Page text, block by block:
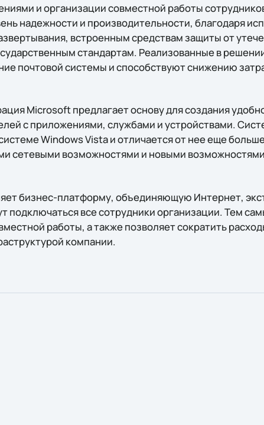
и организации совместной работы
надежности и производительности, благодаря
встроенным средствам защиты от
стандартам. Реализованные в
почтовой системы и способствуют снижению
Microsoft предлагает основу для создания
с приложениями, службами и устройствами.
Windows Vista и отличается от нее еще
сетевыми возможностями и новыми
бизнес-платформу, объединяющую Интернет,
подключаться все сотрудники организации. Тем
работы, а также позволяет сократить
компании.